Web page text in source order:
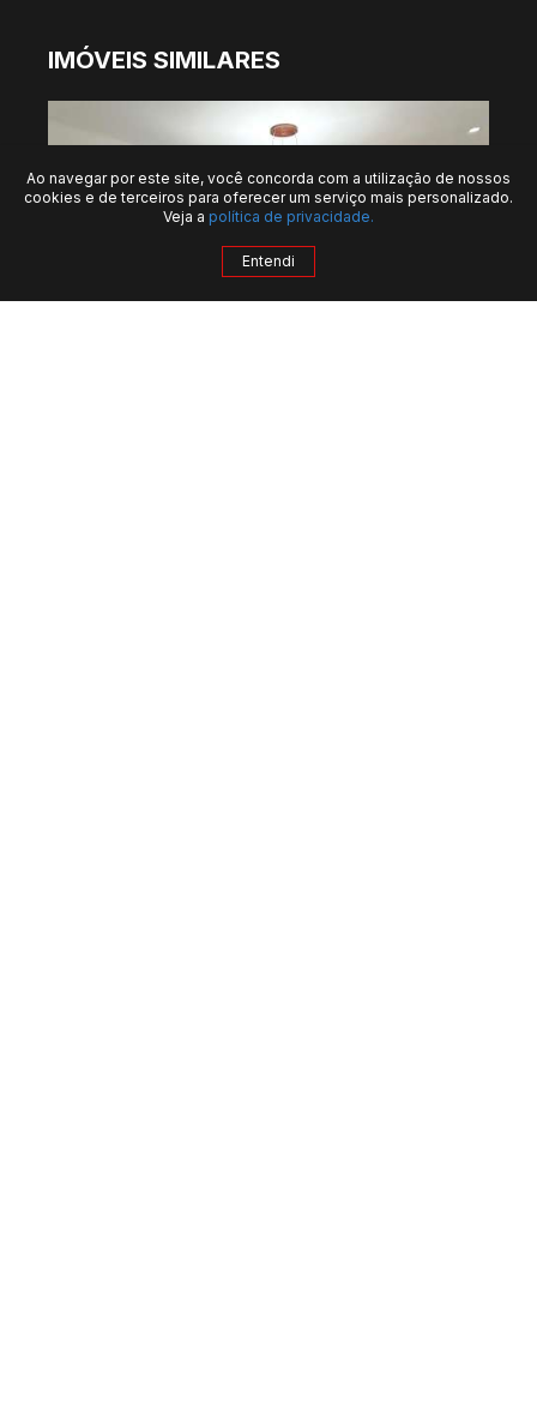
IMÓVEIS SIMILARES
QUERO MAIS INFORMAÇÕES
Ao navegar por este site, você concorda com a utilização de nossos
cookies e de terceiros para oferecer um serviço mais personalizado.
Veja a política de privacidade.
Entendi